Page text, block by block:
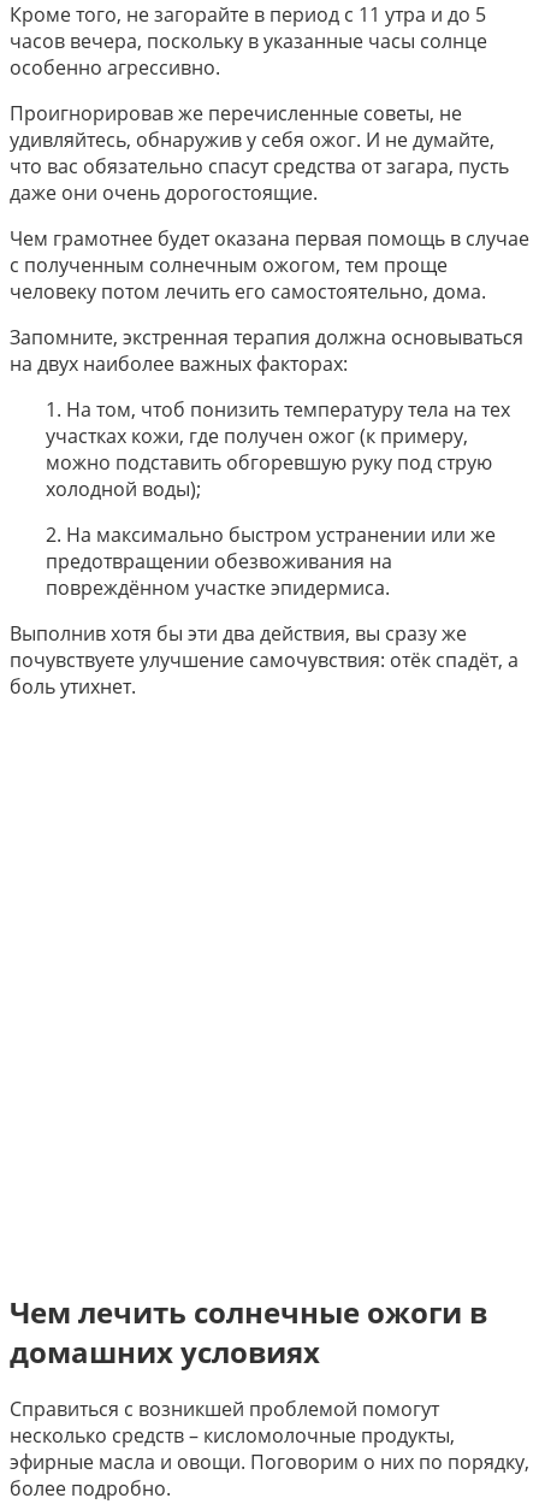
Кроме того, не загорайте в период с 11 утра и до 5
часов вечера, поскольку в указанные часы солнце
особенно агрессивно.
Проигнорировав же перечисленные советы, не
удивляйтесь, обнаружив у себя ожог. И не думайте,
что вас обязательно спасут средства от загара, пусть
даже они очень дорогостоящие.
Чем грамотнее будет оказана первая помощь в случае
с полученным солнечным ожогом, тем проще
человеку потом лечить его самостоятельно, дома.
Запомните, экстренная терапия должна основываться
на двух наиболее важных факторах:
1. На том, чтоб понизить температуру тела на тех
участках кожи, где получен ожог (к примеру,
можно подставить обгоревшую руку под струю
холодной воды);
2. На максимально быстром устранении или же
предотвращении обезвоживания на
повреждённом участке эпидермиса.
Выполнив хотя бы эти два действия, вы сразу же
почувствуете улучшение самочувствия: отёк спадёт, а
боль утихнет.
Чем лечить солнечные ожоги в
домашних условиях
Справиться с возникшей проблемой помогут
несколько средств – кисломолочные продукты,
эфирные масла и овощи. Поговорим о них по порядку,
более подробно.